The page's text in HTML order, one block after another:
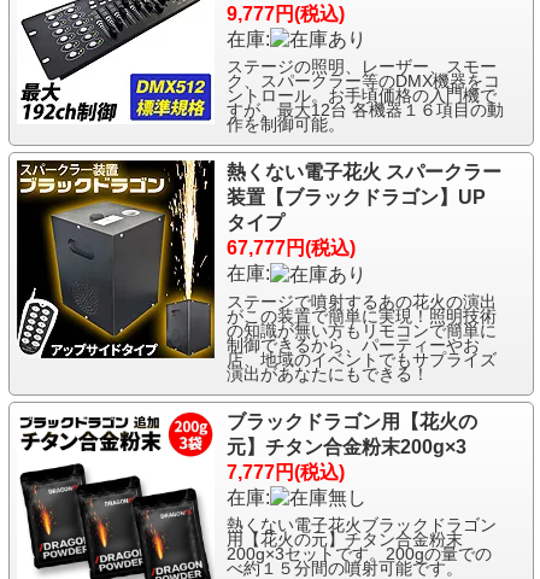
9,777円(税込)
在庫:
ステージの照明、レーザー、スモー
ク、スパークラー等のDMX機器をコ
ントロール。お手頃価格の入門機で
すが、最大12台 各機器１６項目の動
作を制御可能。
熱くない電子花火 スパークラー
装置【ブラックドラゴン】UP
タイプ
67,777円(税込)
在庫:
ステージで噴射するあの花火の演出
がこの装置で簡単に実現！照明技術
の知識が無い方もリモコンで簡単に
制御できるから、パーティーやお
店、地域のイベントでもサプライズ
演出があなたにもできる！
ブラックドラゴン用【花火の
元】チタン合金粉末200g×3
7,777円(税込)
在庫:
熱くない電子花火ブラックドラゴン
用【花火の元】チタン合金粉末
200g×3セットです。200gの量での
べ約１５分間の噴射可能です。